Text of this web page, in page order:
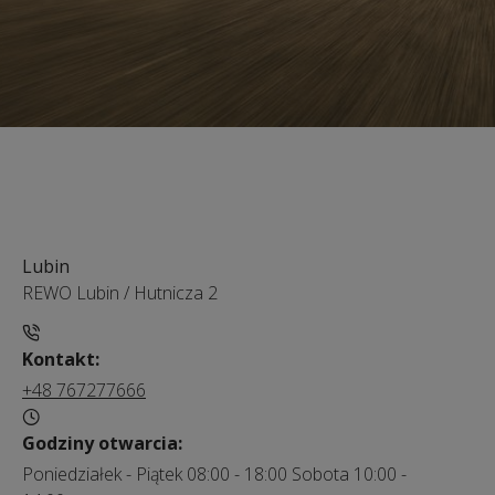
Lubin
REWO Lubin / Hutnicza 2
Kontakt:
+48 767277666
Godziny otwarcia:
Poniedziałek - Piątek 08:00 - 18:00 Sobota 10:00 -